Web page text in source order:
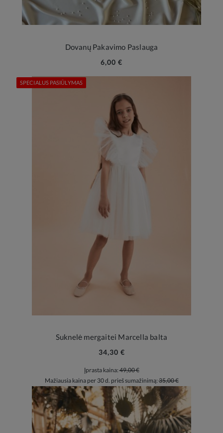
Dovanų Pakavimo Paslauga
6,00 €
Suknelė mergaitei Marcella balta
34,30 €
Įprasta kaina:49,00 €
Mažiausia kaina per 30 d. prieš sumažinimą:35,00 €
SPECIALUS PASIŪLYMAS